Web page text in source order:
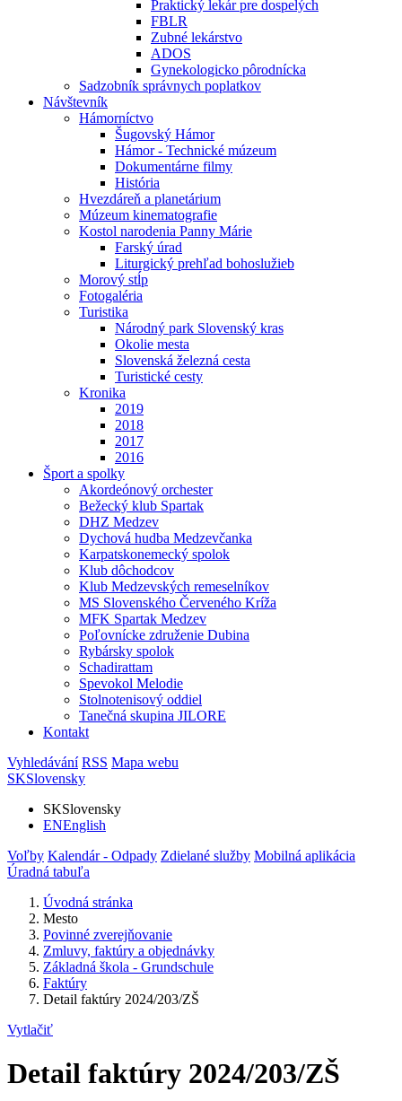
Praktický lekár pre dospelých
FBLR
Zubné lekárstvo
ADOS
Gynekologicko pôrodnícka
Sadzobník správnych poplatkov
Návštevník
Hámorníctvo
Šugovský Hámor
Hámor - Technické múzeum
Dokumentárne filmy
História
Hvezdáreň a planetárium
Múzeum kinematografie
Kostol narodenia Panny Márie
Farský úrad
Liturgický prehľad bohoslužieb
Morový stĺp
Fotogaléria
Turistika
Národný park Slovenský kras
Okolie mesta
Slovenská železná cesta
Turistické cesty
Kronika
2019
2018
2017
2016
Šport a spolky
Akordeónový orchester
Bežecký klub Spartak
DHZ Medzev
Dychová hudba Medzevčanka
Karpatskonemecký spolok
Klub dôchodcov
Klub Medzevských remeselníkov
MS Slovenského Červeného Kríža
MFK Spartak Medzev
Poľovnícke združenie Dubina
Rybársky spolok
Schadirattam
Spevokol Melodie
Stolnotenisový oddiel
Tanečná skupina JILORE
Kontakt
Vyhledávání RSS Mapa webu
SKSlovensky
SKSlovensky
ENEnglish
Voľby Kalendár - Odpady Zdielané služby Mobilná aplikácia
Úradná tabuľa
Úvodná stránka
Mesto
Povinné zverejňovanie
Zmluvy, faktúry a objednávky
Základná škola - Grundschule
Faktúry
Detail faktúry 2024/203/ZŠ
Vytlačiť
Detail faktúry 2024/203/ZŠ